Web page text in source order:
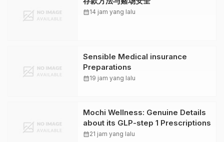
calendar_month14 jam yang lalu
Sensible Medical insurance
Preparations
calendar_month19 jam yang lalu
Mochi Wellness: Genuine Details
about its GLP-step 1 Prescriptions
calendar_month21 jam yang lalu